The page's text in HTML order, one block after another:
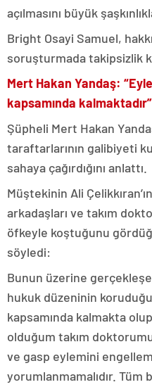
açılmasını büyük
Bright Osayi Samuel,
soruşturmada takipsizlik
Mert Hakan Yandaş:
kapsamında kalmaktadır”
Şüpheli Mert Hakan
taraftarlarının galibiyeti
sahaya çağırdığını anlattı.
Müştekinin Ali
arkadaşları ve takım
öfkeyle koştuğunu
söyledi:
Bunun üzerine
hukuk düzeninin
kapsamında kalmakta
olduğum takım
ve gasp eylemini
yorumlanmamalıdır. Tüm